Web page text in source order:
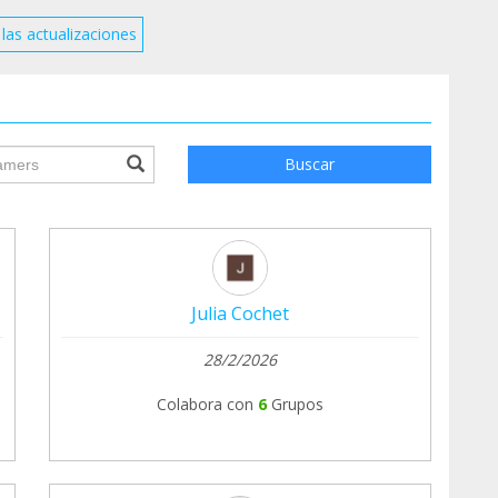
actualizaciones
Buscar
Julia Cochet
28/2/2026
Colabora con 6 Grupos